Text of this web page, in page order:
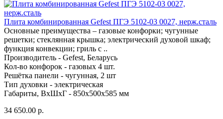
Плита комбинированная Gefest ПГЭ 5102-03 0027, нерж.сталь
Основные преимущества – газовые конфорки; чугунные
решетки; стеклянная крышка; электрический духовой шкаф;
функция конвекции; гриль с ..
Производитель - Gefest, Беларусь
Кол-во конфорок - газовых 4 шт.
Решётка панели - чугунная, 2 шт
Тип духовки - электрическая
Габариты, ВхШхГ - 850х500х585 мм
34 650.00 р.